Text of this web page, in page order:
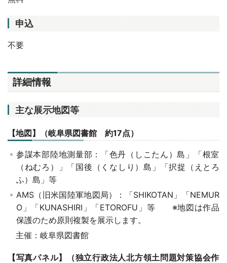
申込
不要
詳細情報
主な展示地図等
【地図】（岐阜県図書館 約17点）
参謀本部陸地測量部：「色丹（しこたん）島」「根室
（ねむろ）」「国後（くなしり）島」「択捉（えとろ
ふ）島」等
AMS（旧米国陸軍地図局）：「SHIKOTAN」「NEMUR
O」「KUNASHIRI」「ETOROFU」等 ※地図は作品
保護のため原則複製を展示します。
主催：岐阜県図書館
【写真パネル】（独立行政法人北方領土問題対策協会作